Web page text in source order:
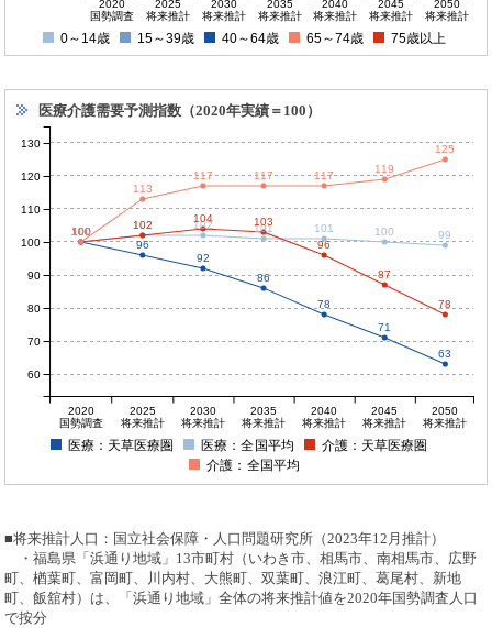
2020
国勢調査
2025
将来推計
2030
将来推計
2035
将来推計
2040
将来推計
2045
将来推計
2050
将来推計
0～14歳 15～39歳 40～64歳 65～74歳 75歳以上
医療介護需要予測指数（2020年実績＝100）
100
96
92
86
78
71
63
100
102 102 101 101 100 99
100
102
104
103
96
87
78
100
113
117 117 117
119
125
2020
国勢調査
2025
将来推計
2030
将来推計
2035
将来推計
2040
将来推計
2045
将来推計
2050
将来推計
60
70
80
90
100
110
120
130
医療：天草医療圏 医療：全国平均
介護：天草医療圏
介護：全国平均
■将来推計人口：国立社会保障・人口問題研究所（2023年12月推計）
・福島県「浜通り地域」13市町村（いわき市、相馬市、南相馬市、広野
町、楢葉町、富岡町、川内村、大熊町、双葉町、浪江町、葛尾村、新地
町、飯舘村）は、「浜通り地域」全体の将来推計値を2020年国勢調査人口
で按分